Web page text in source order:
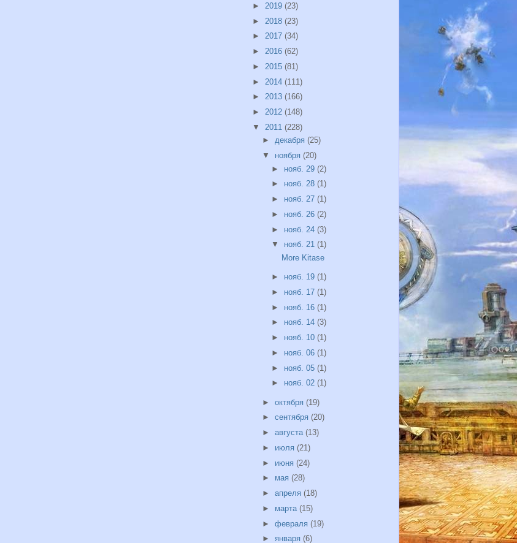
► 2019 (23)
► 2018 (23)
► 2017 (34)
► 2016 (62)
► 2015 (81)
► 2014 (111)
► 2013 (166)
► 2012 (148)
▼ 2011 (228)
► декабря (25)
▼ ноября (20)
► нояб. 29(2)
► нояб. 28(1)
► нояб. 27(1)
► нояб. 26(2)
► нояб. 24(3)
▼ нояб. 21(1)
More Kitase
► нояб. 19(1)
► нояб. 17(1)
► нояб. 16(1)
► нояб. 14(3)
► нояб. 10(1)
► нояб. 06(1)
► нояб. 05(1)
► нояб. 02(1)
► октября (19)
► сентября (20)
► августа (13)
► июля (21)
► июня (24)
► мая (28)
► апреля (18)
► марта (15)
► февраля (19)
► января (6)